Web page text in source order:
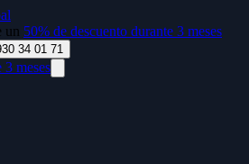
un 50% de descuento durante 3 meses
34 01 71
3 meses